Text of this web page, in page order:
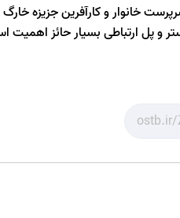
خانوار و کارآفرین جزیزه
و پل ارتباطی بسیار حائز اهمیت